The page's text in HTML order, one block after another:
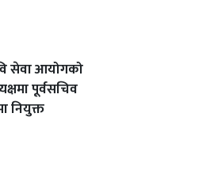
सेवा आयोगको
पूर्वसचिव
नियुक्त